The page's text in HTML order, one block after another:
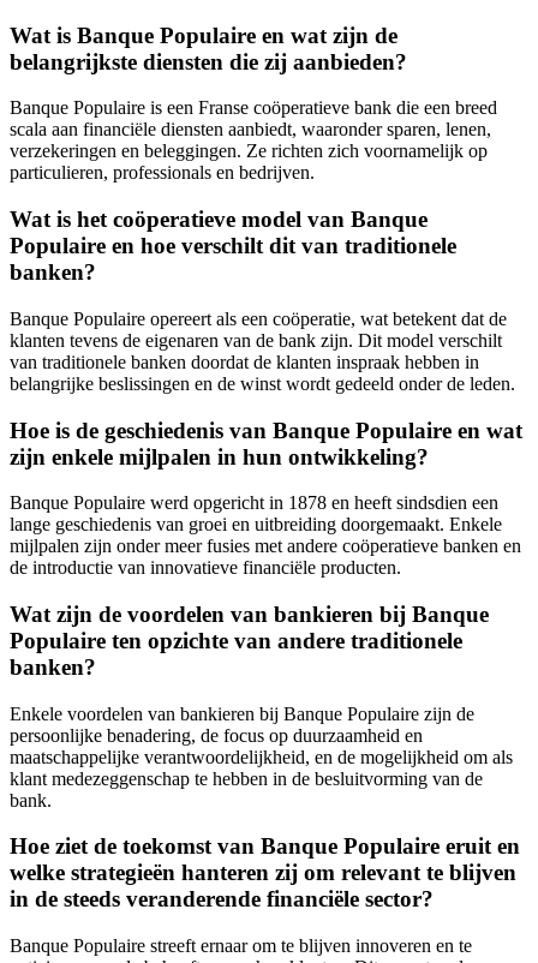
Wat is Banque Populaire en wat zijn de
belangrijkste diensten die zij aanbieden?
Banque Populaire is een Franse coöperatieve bank die een breed
scala aan financiële diensten aanbiedt, waaronder sparen, lenen,
verzekeringen en beleggingen. Ze richten zich voornamelijk op
particulieren, professionals en bedrijven.
Wat is het coöperatieve model van Banque
Populaire en hoe verschilt dit van traditionele
banken?
Banque Populaire opereert als een coöperatie, wat betekent dat de
klanten tevens de eigenaren van de bank zijn. Dit model verschilt
van traditionele banken doordat de klanten inspraak hebben in
belangrijke beslissingen en de winst wordt gedeeld onder de leden.
Hoe is de geschiedenis van Banque Populaire en wat
zijn enkele mijlpalen in hun ontwikkeling?
Banque Populaire werd opgericht in 1878 en heeft sindsdien een
lange geschiedenis van groei en uitbreiding doorgemaakt. Enkele
mijlpalen zijn onder meer fusies met andere coöperatieve banken en
de introductie van innovatieve financiële producten.
Wat zijn de voordelen van bankieren bij Banque
Populaire ten opzichte van andere traditionele
banken?
Enkele voordelen van bankieren bij Banque Populaire zijn de
persoonlijke benadering, de focus op duurzaamheid en
maatschappelijke verantwoordelijkheid, en de mogelijkheid om als
klant medezeggenschap te hebben in de besluitvorming van de
bank.
Hoe ziet de toekomst van Banque Populaire eruit en
welke strategieën hanteren zij om relevant te blijven
in de steeds veranderende financiële sector?
Banque Populaire streeft ernaar om te blijven innoveren en te